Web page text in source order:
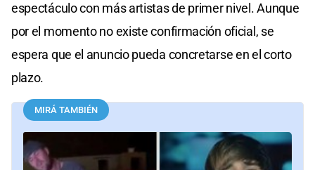
espectáculo con más artistas de primer nivel. Aunque
por el momento no existe confirmación oficial, se
espera que el anuncio pueda concretarse en el corto
plazo.
MIRÁ TAMBIÉN